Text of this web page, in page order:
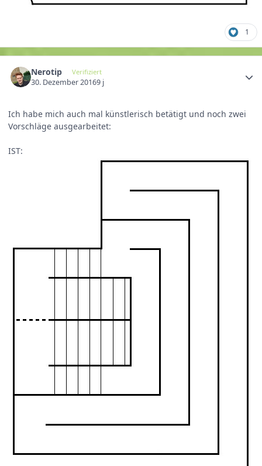
1
Nerotip Verifiziert
30. Dezember 20169 j
Ich habe mich auch mal künstlerisch betätigt und noch zwei
Vorschläge ausgearbeitet:
IST: